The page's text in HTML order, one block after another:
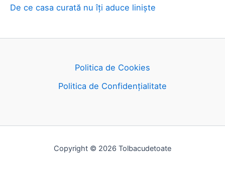
De ce casa curată nu îți aduce liniște
Politica de Cookies
Politica de Confidențialitate
Copyright © 2026 Tolbacudetoate